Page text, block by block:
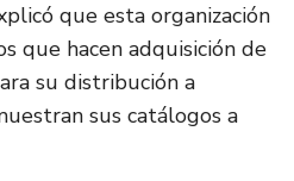
que esta organización
que hacen adquisición de
su distribución a
sus catálogos a